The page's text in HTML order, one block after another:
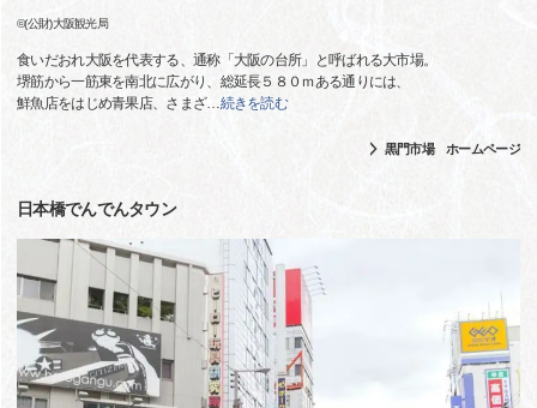
©(公財)大阪観光局
食いだおれ大阪を代表する、通称「大阪の台所」と呼ばれる大市場。
堺筋から一筋東を南北に広がり、総延長５８０ｍある通りには、
鮮魚店をはじめ青果店、さまざ…続きを読む
黒門市場 ホームページ
日本橋でんでんタウン